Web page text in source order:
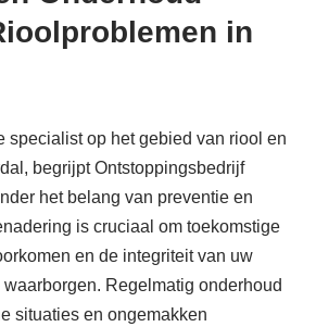
in
specialist op het gebied van riool en
begrijpt Ontstoppingsbedrijf
het belang van preventie en
is cruciaal om toekomstige
en de integriteit van uw
Regelmatig onderhoud
situaties en ongemakken